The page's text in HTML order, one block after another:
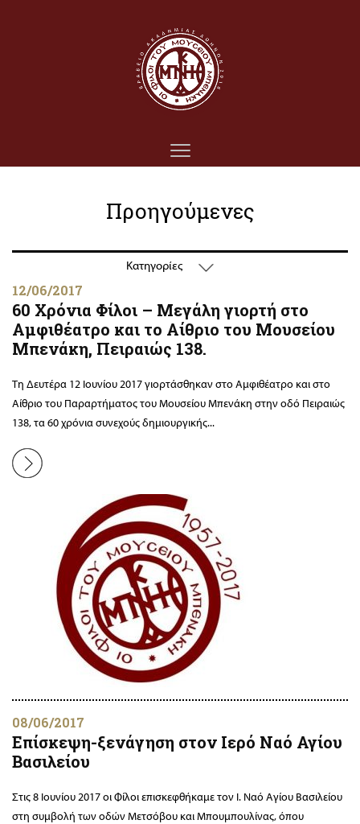
Κατηγορίες
Προηγούμενες
12/06/2017
60 Χρόνια Φίλοι – Μεγάλη γιορτή στο
Αμφιθέατρο και το Αίθριο του Μουσείου
Μπενάκη, Πειραιώς 138.
Τη Δευτέρα 12 Ιουνίου 2017 γιορτάσθηκαν στο Αμφιθέατρο και στο
Αίθριο του Παραρτήματος του Μουσείου Μπενάκη στην οδό Πειραιώς
138, τα 60 χρόνια συνεχούς δημιουργικής...
08/06/2017
Επίσκεψη-ξενάγηση στον Ιερό Ναό Αγίου
Βασιλείου
Στις 8 Ιουνίου 2017 οι Φίλοι επισκεφθήκαμε τον Ι. Ναό Αγίου Βασιλείου
στη συμβολή των οδών Μετσόβου και Μπουμπουλίνας, όπου